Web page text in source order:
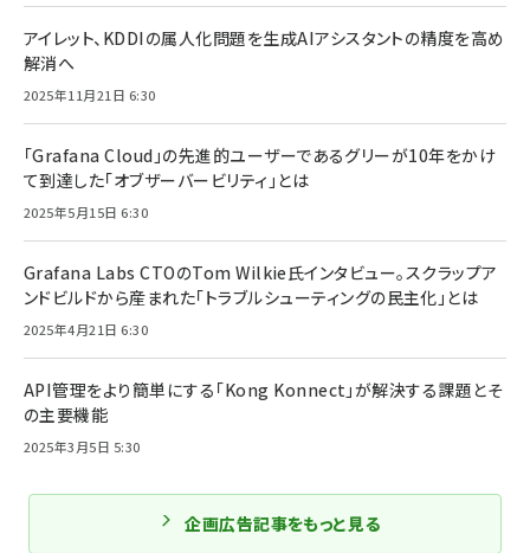
アイレット、KDDIの属人化問題を生成AIアシスタントの精度を高め
解消へ
2025年11月21日 6:30
「Grafana Cloud」の先進的ユーザーであるグリーが10年をかけ
て到達した「オブザーバービリティ」とは
2025年5月15日 6:30
Grafana Labs CTOのTom Wilkie氏インタビュー。スクラップア
ンドビルドから産まれた「トラブルシューティングの民主化」とは
2025年4月21日 6:30
API管理をより簡単にする「Kong Konnect」が解決する課題とそ
の主要機能
2025年3月5日 5:30
企画広告記事をもっと見る